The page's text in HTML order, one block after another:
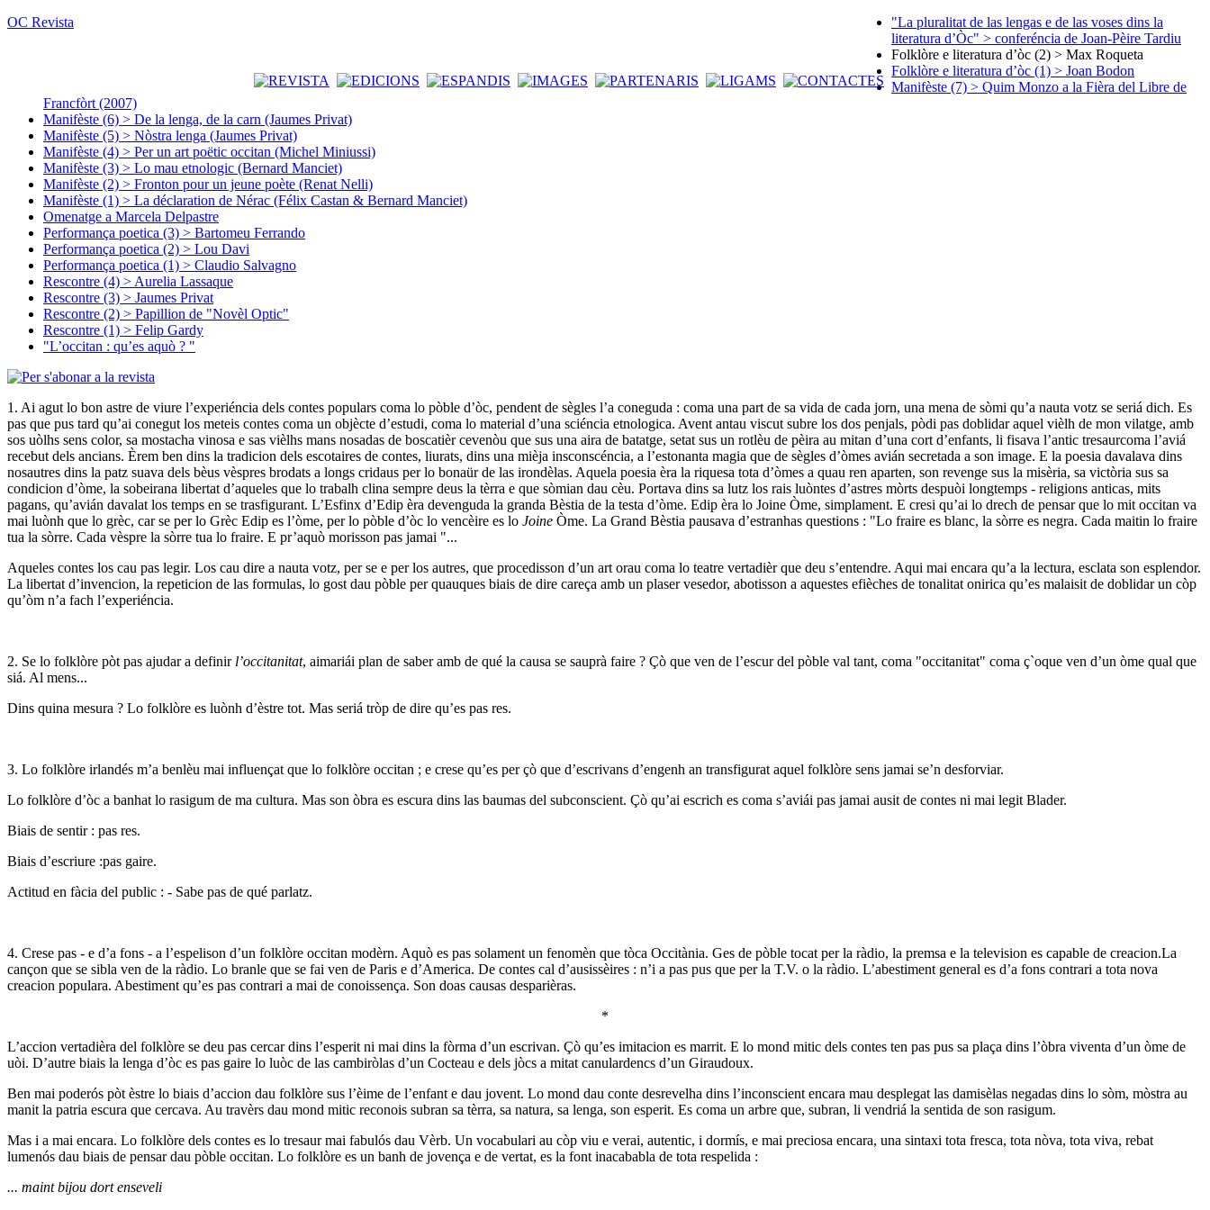
OC Revista
"La pluralitat de las lengas e de las voses dins la
literatura d’Òc" > conferéncia de Joan-Pèire Tardiu
Folklòre e literatura d’òc (2) > Max Roqueta
Folklòre e literatura d’òc (1) > Joan Bodon
Manifèste (7) > Quim Monzo a la Fièra del Libre de
Francfòrt (2007)
Manifèste (6) > De la lenga, de la carn (Jaumes Privat)
Manifèste (5) > Nòstra lenga (Jaumes Privat)
Manifèste (4) > Per un art poëtic occitan (Michel Miniussi)
Manifèste (3) > Lo mau etnologic (Bernard Manciet)
Manifèste (2) > Fronton pour un jeune poète (Renat Nelli)
Manifèste (1) > La déclaration de Nérac (Félix Castan & Bernard Manciet)
Omenatge a Marcela Delpastre
Performança poetica (3) > Bartomeu Ferrando
Performança poetica (2) > Lou Davi
Performança poetica (1) > Claudio Salvagno
Rescontre (4) > Aurelia Lassaque
Rescontre (3) > Jaumes Privat
Rescontre (2) > Papillion de "Novèl Optic"
Rescontre (1) > Felip Gardy
"L’occitan : qu’es aquò ? "
1. Ai agut lo bon astre de viure l’experiéncia dels contes populars coma lo pòble d’òc, pendent de sègles l’a coneguda : coma una part de sa vida de cada jorn, una mena de sòmi qu’a nauta votz se seriá dich. Es
pas que pus tard qu’ai conegut los meteis contes coma un objècte d’estudi, coma lo material d’una sciéncia etnologica. Avent antau viscut subre los dos penjals, pòdi pas doblidar aquel vièlh de mon vilatge, amb
sos uòlhs sens color, sa mostacha vinosa e sas vièlhs mans nosadas de boscatièr cevenòu que sus una aira de batatge, setat sus un rotlèu de pèira au mitan d’una cort d’enfants, li fisava l’antic tresaurcoma l’aviá
recebut dels ancians. Èrem ben dins la tradicion dels escotaires de contes, liurats, dins una mièja insconscéncia, a l’estonanta magia que de sègles d’òmes avián secretada a son image. E la poesia davalava dins
nosautres dins la patz suava dels bèus vèspres brodats a longs cridaus per lo bonaür de las irondèlas. Aquela poesia èra la riquesa tota d’òmes a quau ren aparten, son revenge sus la misèria, sa victòria sus sa
condicion d’òme, la sobeirana libertat d’aqueles que lo trabalh clina sempre deus la tèrra e que sòmian dau cèu. Portava dins sa lutz los rais luòntes d’astres mòrts despuòi longtemps - religions anticas, mits
pagans, qu’avián davalat los temps en se trasfigurant. L’Esfinx d’Edip èra devenguda la granda Bèstia de la testa d’òme. Edip èra lo Joine Òme, simplament. E cresi qu’ai lo drech de pensar que lo mit occitan va
mai luònh que lo grèc, car se per lo Grèc Edip es l’òme, per lo pòble d’òc lo vencèire es lo Joine Òme. La Grand Bèstia pausava d’estranhas questions : "Lo fraire es blanc, la sòrre es negra. Cada maitin lo fraire
tua la sòrre. Cada vèspre la sòrre tua lo fraire. E pr’aquò morisson pas jamai "...
Aqueles contes los cau pas legir. Los cau dire a nauta votz, per se e per los autres, que procedisson d’un art orau coma lo teatre vertadièr que deu s’entendre. Aqui mai encara qu’a la lectura, esclata son esplendor.
La libertat d’invencion, la repeticion de las formulas, lo gost dau pòble per quauques biais de dire careça amb un plaser vesedor, abotisson a aquestes efièches de tonalitat onirica qu’es malaisit de doblidar un còp
qu’òm n’a fach l’experiéncia.
2. Se lo folklòre pòt pas ajudar a definir l’occitanitat, aimariái plan de saber amb de qué la causa se sauprà faire ? Çò que ven de l’escur del pòble val tant, coma "occitanitat" coma ç`oque ven d’un òme qual que
siá. Al mens...
Dins quina mesura ? Lo folklòre es luònh d’èstre tot. Mas seriá tròp de dire qu’es pas res.
3. Lo folklòre irlandés m’a benlèu mai influençat que lo folklòre occitan ; e crese qu’es per çò que d’escrivans d’engenh an transfigurat aquel folklòre sens jamai se’n desforviar.
Lo folklòre d’òc a banhat lo rasigum de ma cultura. Mas son òbra es escura dins las baumas del subconscient. Çò qu’ai escrich es coma s’aviái pas jamai ausit de contes ni mai legit Blader.
Biais de sentir : pas res.
Biais d’escriure :pas gaire.
Actitud en fàcia del public : - Sabe pas de qué parlatz.
4. Crese pas - e d’a fons - a l’espelison d’un folklòre occitan modèrn. Aquò es pas solament un fenomèn que tòca Occitània. Ges de pòble tocat per la ràdio, la premsa e la television es capable de creacion.La
cançon que se sibla ven de la ràdio. Lo branle que se fai ven de Paris e d’America. De contes cal d’ausissèires : n’i a pas pus que per la T.V. o la ràdio. L’abestiment general es d’a fons contrari a tota nova
creacion populara. Abestiment qu’es pas contrari a mai de conoissença. Son doas causas desparièras.
*
L’accion vertadièra del folklòre se deu pas cercar dins l’esperit ni mai dins la fòrma d’un escrivan. Çò qu’es imitacion es marrit. E lo mond mitic dels contes ten pas pus sa plaça dins l’òbra viventa d’un òme de
uòi. D’autre biais la lenga d’òc es pas gaire lo luòc de las cambiròlas d’un Cocteau e dels jòcs a mitat canulardencs d’un Giraudoux.
Ben mai poderós pòt èstre lo biais d’accion dau folklòre sus l’èime de l’enfant e dau jovent. Lo mond dau conte desrevelha dins l’inconscient encara mau desplegat las damisèlas negadas dins lo sòm, mòstra au
manit la patria escura que cercava. Au travèrs dau mond mitic reconois subran sa tèrra, sa natura, sa lenga, son esperit. Es coma un arbre que, subran, li vendriá la sentida de son rasigum.
Mas i a mai encara. Lo folklòre dels contes es lo tresaur mai fabulós dau Vèrb. Un vocabulari au còp viu e verai, autentic, i dormís, e mai preciosa encara, una sintaxi tota fresca, tota nòva, tota viva, rebat
lumenós dau biais de pensar dau pòble occitan. Lo folklòre es un banh de jovença e de vertat, es la font inacababla de tota respelida :
... maint bijou dort enseveli